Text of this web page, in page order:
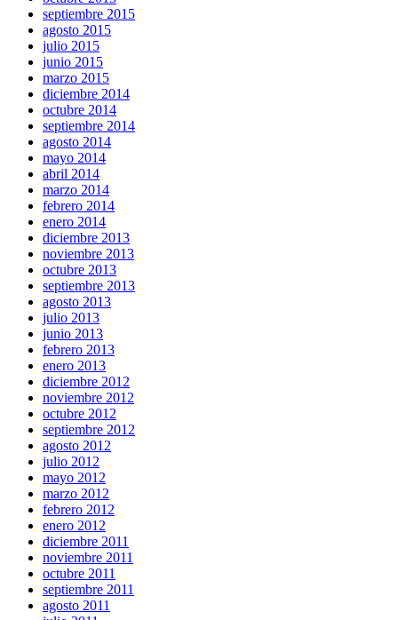
septiembre 2015
agosto 2015
julio 2015
junio 2015
marzo 2015
diciembre 2014
octubre 2014
septiembre 2014
agosto 2014
mayo 2014
abril 2014
marzo 2014
febrero 2014
enero 2014
diciembre 2013
noviembre 2013
octubre 2013
septiembre 2013
agosto 2013
julio 2013
junio 2013
febrero 2013
enero 2013
diciembre 2012
noviembre 2012
octubre 2012
septiembre 2012
agosto 2012
julio 2012
mayo 2012
marzo 2012
febrero 2012
enero 2012
diciembre 2011
noviembre 2011
octubre 2011
septiembre 2011
agosto 2011